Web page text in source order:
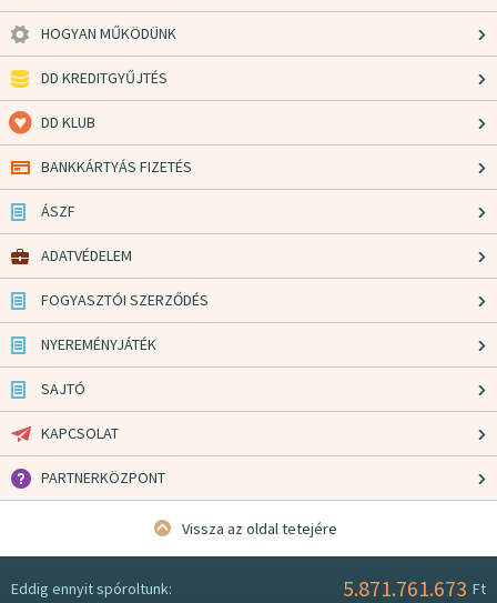
HOGYAN MŰKÖDÜNK
DD KREDITGYŰJTÉS
DD KLUB
BANKKÁRTYÁS FIZETÉS
ÁSZF
ADATVÉDELEM
FOGYASZTÓI SZERZŐDÉS
NYEREMÉNYJÁTÉK
SAJTÓ
KAPCSOLAT
PARTNERKÖZPONT
Vissza az oldal tetejére
Eddig ennyit spóroltunk: 5.871.761.673 Ft